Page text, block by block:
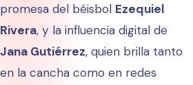
promesa del béisbol Ezequiel
Rivera, y la influencia digital de
Jana Gutiérrez, quien brilla tanto
en la cancha como en redes